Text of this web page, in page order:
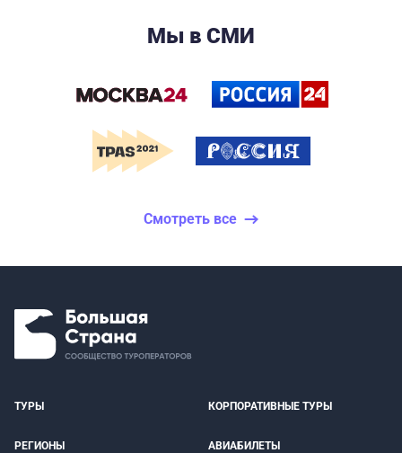
Мы в СМИ
Смотреть все
ТУРЫ КОРПОРАТИВНЫЕ ТУРЫ
РЕГИОНЫ АВИАБИЛЕТЫ